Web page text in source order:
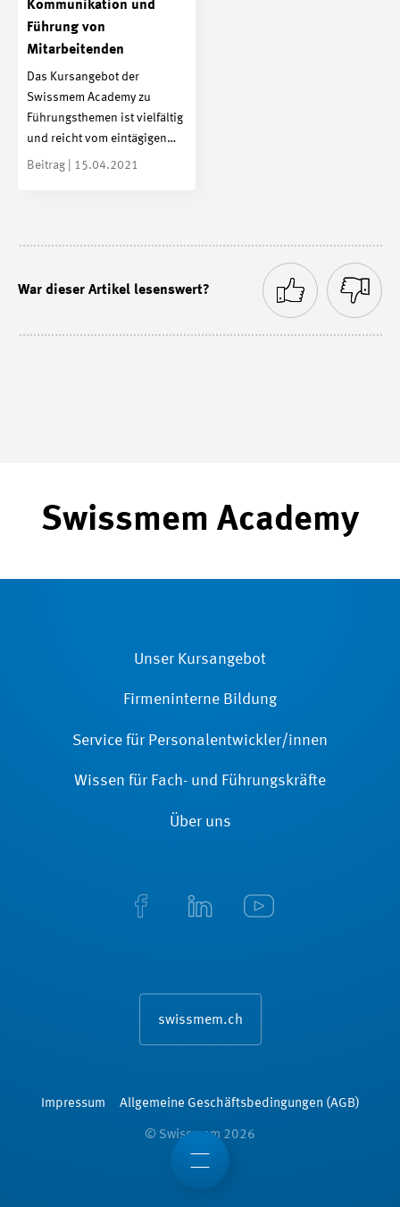
Kommunikation und
Führung von
Mitarbeitenden
Das Kursangebot der
Swissmem Academy zu
Führungsthemen ist vielfältig
und reicht vom eintägigen…
Beitrag | 15.04.2021
War dieser Artikel lesenswert?
Swissmem Academy
Unser Kursangebot
Firmeninterne Bildung
Service für Personalentwickler/innen
Wissen für Fach- und Führungskräfte
Über uns
swissmem.ch
Impressum Allgemeine Geschäftsbedingungen (AGB)
© Swissmem 2026